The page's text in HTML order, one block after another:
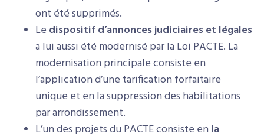
ont été supprimés.
Le dispositif d’annonces judiciaires et légales
a lui aussi été modernisé par la Loi PACTE. La
modernisation principale consiste en
l’application d’une tarification forfaitaire
unique et en la suppression des habilitations
par arrondissement.
L’un des projets du PACTE consiste enla